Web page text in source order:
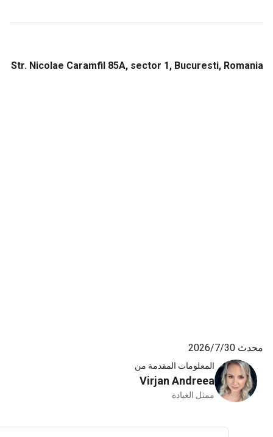
Str. Nicolae Caramfil 85A, sector 1, Bucuresti,
المعلومات المقدمة من
Virjan Andreea
ممثل العيادة
2026